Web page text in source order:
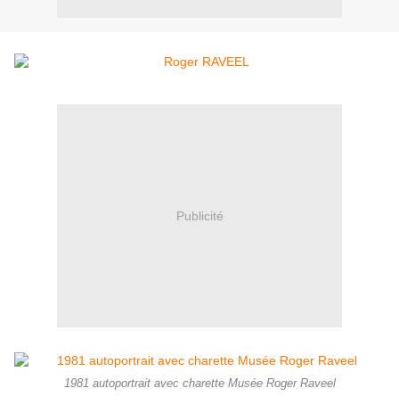
Publicité
1981 autoportrait avec charette Musée Roger Raveel